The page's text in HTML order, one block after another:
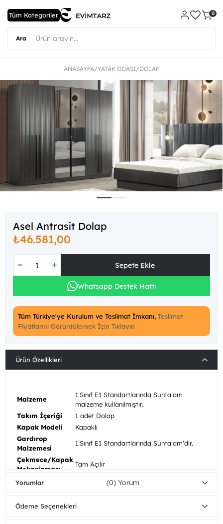
0
ANASAYFA YATAK ODASI DOLAP
Asel Antrasit Dolap
₺46.581,00
Whatsapp Destek Hattı
Tüm Türkiye'ye Kurulum ve Teslimat İmkanı, Teslimat
Fiyatlarını Görüntülemek İçin Tıklayın
Ürün Özellikleri
Malzeme
1.Sınıf E1 Standartlarında Suntalam
malzeme kullanılmıştır.
Takım İçeriği
1 adet Dolap
Kapak Modeli
Kapaklı
Gardırop
Malzemesi
1.Sınıf E1 Standartlarında Suntalam'dir.
Çekmece/Kapak
Mekanizması
Tam Açılır
Ahşap
Önerisi
Mobilyalarınızı nemli bezle silerek
süreli yüzeye temasından kaçınınız.
Yorumlar (0)
Ödeme Seçenekleri